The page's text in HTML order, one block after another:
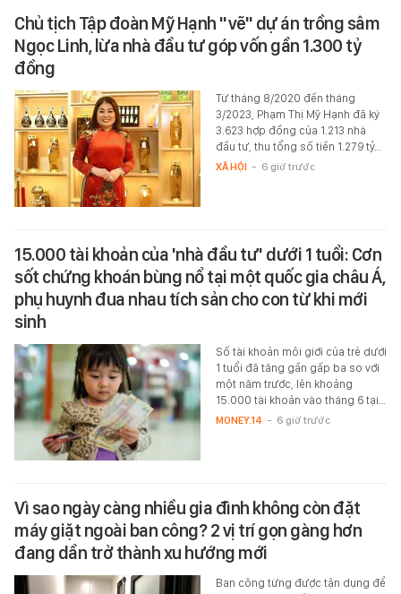
Chủ tịch Tập đoàn Mỹ Hạnh "vẽ" dự án trồng sâm
Ngọc Linh, lừa nhà đầu tư góp vốn gần 1.300 tỷ
đồng
Từ tháng 8/2020 đến tháng
3/2023, Phạm Thị Mỹ Hạnh đã ký
3.623 hợp đồng của 1.213 nhà
đầu tư, thu tổng số tiền 1.279 tỷ…
XÃ HỘI - 6 giờ trước
15.000 tài khoản của 'nhà đầu tư' dưới 1 tuổi: Cơn
sốt chứng khoán bùng nổ tại một quốc gia châu Á,
phụ huynh đua nhau tích sản cho con từ khi mới
sinh
Số tài khoản môi giới của trẻ dưới
1 tuổi đã tăng gần gấp ba so với
một năm trước, lên khoảng
15.000 tài khoản vào tháng 6 tại…
MONEY.14 - 6 giờ trước
Vì sao ngày càng nhiều gia đình không còn đặt
máy giặt ngoài ban công? 2 vị trí gọn gàng hơn
đang dần trở thành xu hướng mới
Ban công từng được tận dụng để